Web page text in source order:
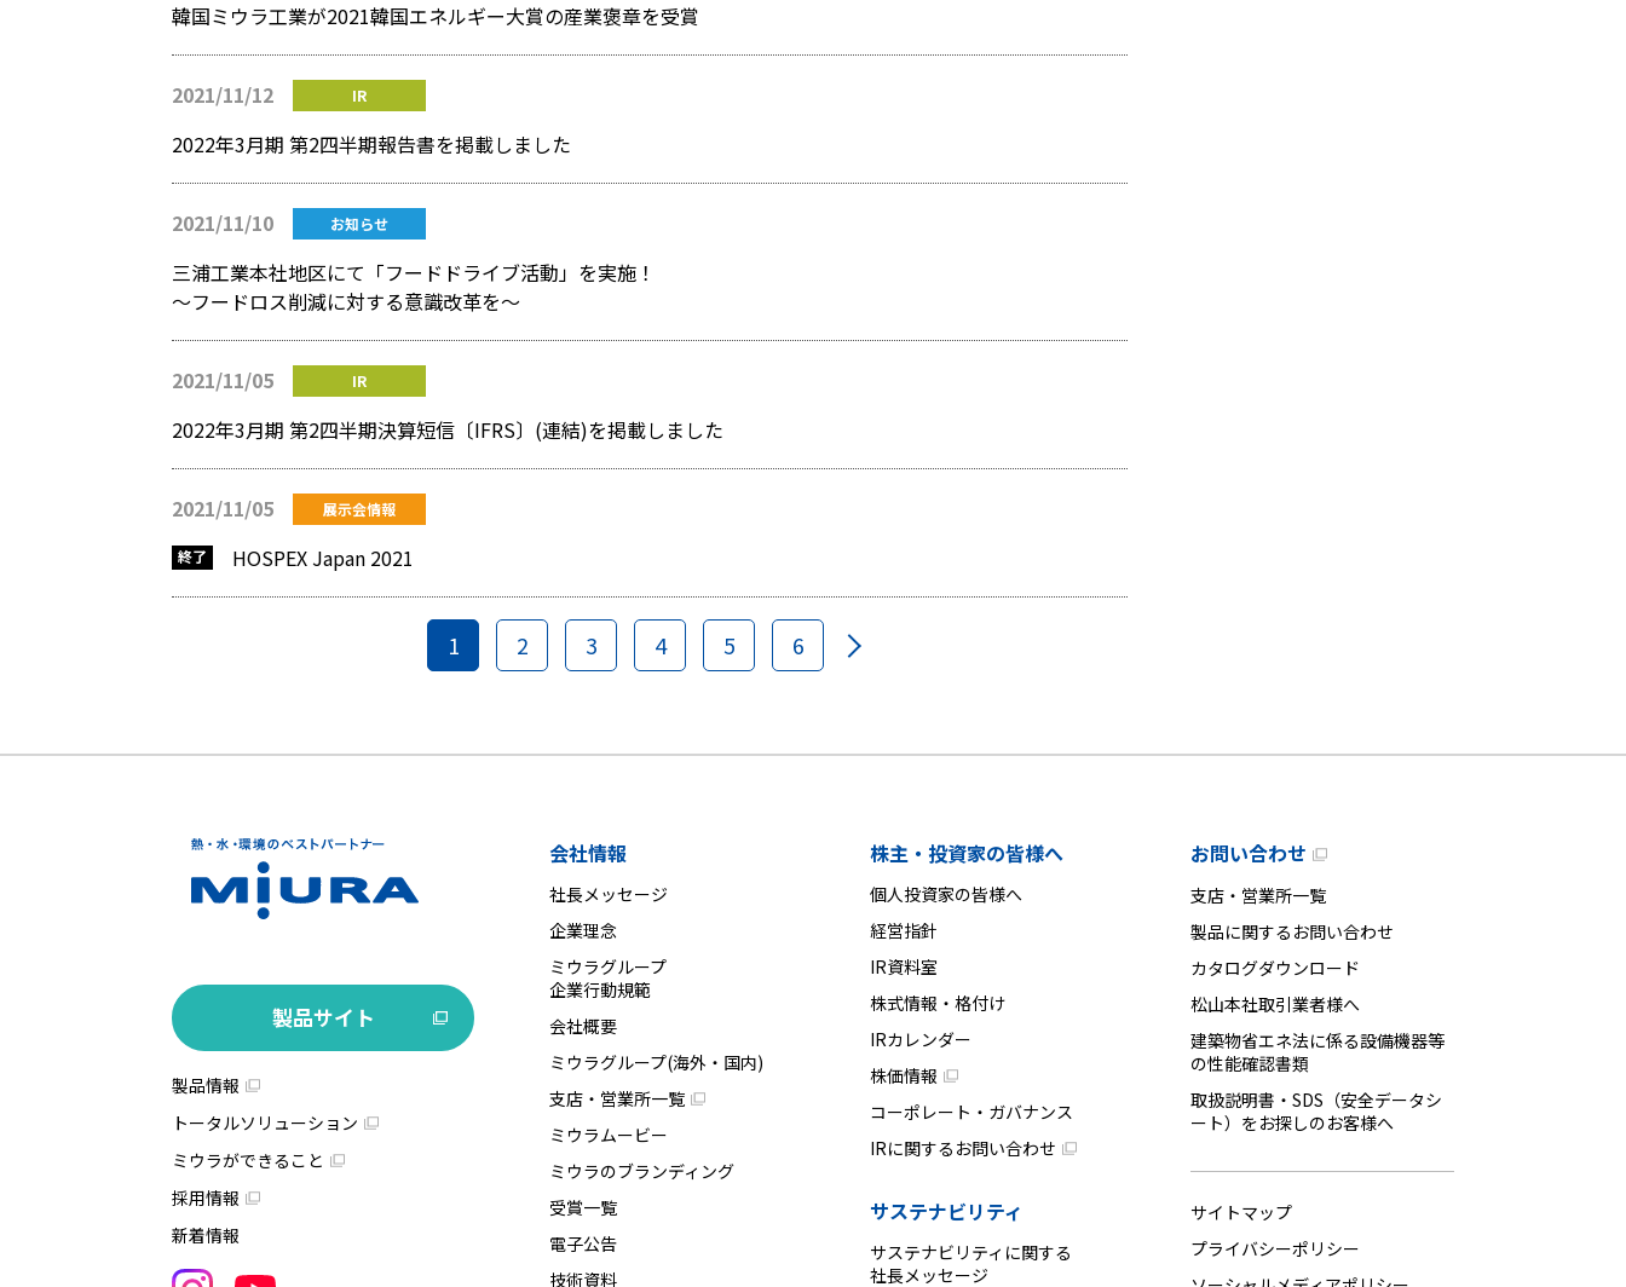
韓国ミウラ工業が2021韓国エネルギー大賞の産業褒章を受賞
2021/11/12 IR
2022年3月期 第2四半期報告書を掲載しました
2021/11/10 お知らせ
三浦工業本社地区にて「フードドライブ活動」を実施！
～フードロス削減に対する意識改革を～
2021/11/05 IR
2022年3月期 第2四半期決算短信〔IFRS〕(連結)を掲載しました
2021/11/05 展示会情報
HOSPEX Japan 2021
1 2 3 4 5 6
製品サイト
製品情報
トータルソリューション
ミウラができること
採用情報
新着情報
会社情報
社長メッセージ
企業理念
ミウラグループ
企業行動規範
会社概要
ミウラグループ(海外・国内)
支店・営業所一覧
ミウラムービー
ミウラのブランディング
受賞一覧
電子公告
技術資料
株主・投資家の皆様へ
個人投資家の皆様へ
経営指針
IR資料室
株式情報・格付け
IRカレンダー
株価情報
コーポレート・ガバナンス
IRに関するお問い合わせ
サステナビリティ
サステナビリティに関する
社長メッセージ
お問い合わせ
支店・営業所一覧
製品に関するお問い合わせ
カタログダウンロード
松山本社取引業者様へ
建築物省エネ法に係る設備機器等
の性能確認書類
取扱説明書・SDS（安全データシ
ート）をお探しのお客様へ
サイトマップ
プライバシーポリシー